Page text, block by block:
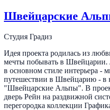
Швейцарские
Студия Градиз
Идея проекта родилась из
мечты побывать в Швейцарии.
в основном стиле интерьера -
путешествии в Швейцарию - в
"Швейцарские Альпы". В
дверь Рейн на раздвижной
перегородка коллекции